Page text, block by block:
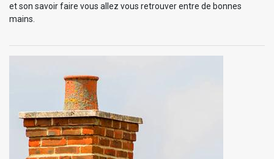
et son savoir faire vous allez vous retrouver entre de bonnes
mains.